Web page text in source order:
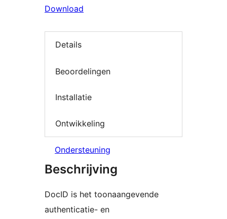
Download
Details
Beoordelingen
Installatie
Ontwikkeling
Ondersteuning
Beschrijving
DocID is het toonaangevende
authenticatie- en